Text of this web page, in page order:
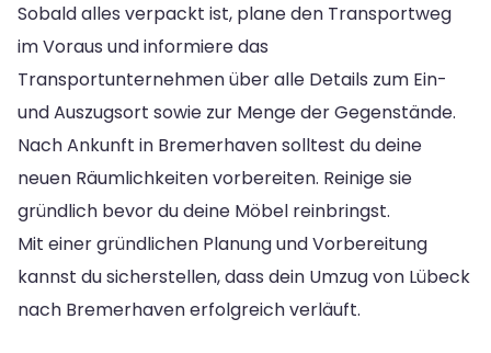
Sobald alles verpackt ist, plane den Transportweg
im Voraus und informiere das
Transportunternehmen über alle Details zum Ein-
und Auszugsort sowie zur Menge der Gegenstände.
Nach Ankunft in Bremerhaven solltest du deine
neuen Räumlichkeiten vorbereiten. Reinige sie
gründlich bevor du deine Möbel reinbringst.
Mit einer gründlichen Planung und Vorbereitung
kannst du sicherstellen, dass dein Umzug von Lübeck
nach Bremerhaven erfolgreich verläuft.